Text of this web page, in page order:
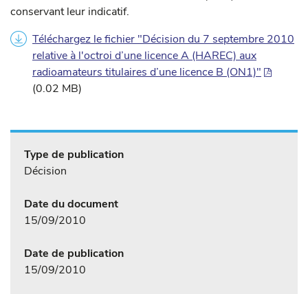
conservant leur indicatif.
Téléchargez le fichier "Décision du 7 septembre 2010
relative à l'octroi d’une licence A (HAREC) aux
radioamateurs titulaires d’une licence B (ON1)"
(0.02 MB)
Type de publication
Décision
Date du document
15/09/2010
Date de publication
15/09/2010